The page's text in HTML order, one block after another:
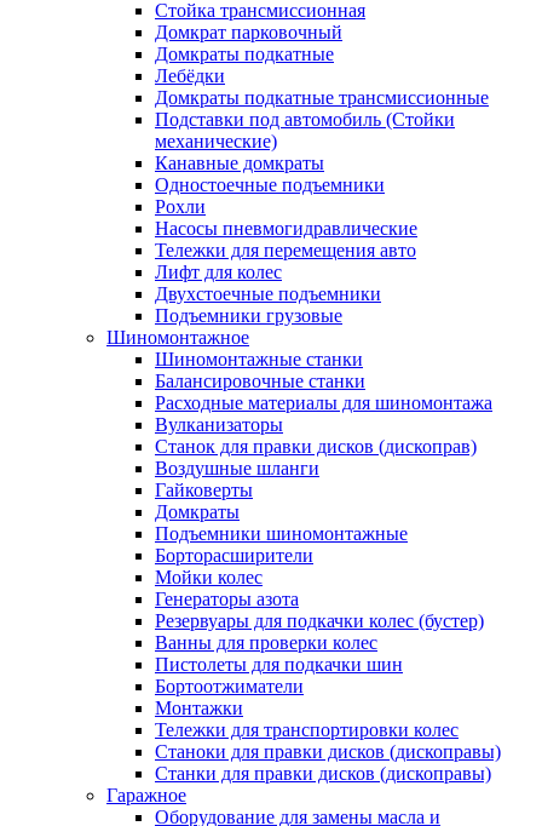
Стойка трансмиссионная
Домкрат парковочный
Домкраты подкатные
Лебёдки
Домкраты подкатные трансмиссионные
Подставки под автомобиль (Стойки
механические)
Канавные домкраты
Одностоечные подъемники
Рохли
Насосы пневмогидравлические
Тележки для перемещения авто
Лифт для колес
Двухстоечные подъемники
Подъемники грузовые
Шиномонтажное
Шиномонтажные станки
Балансировочные станки
Расходные материалы для шиномонтажа
Вулканизаторы
Станок для правки дисков (дископрав)
Воздушные шланги
Гайковерты
Домкраты
Подъемники шиномонтажные
Борторасширители
Мойки колес
Генераторы азота
Резервуары для подкачки колес (бустер)
Ванны для проверки колес
Пистолеты для подкачки шин
Бортоотжиматели
Монтажки
Тележки для транспортировки колес
Станоки для правки дисков (дископравы)
Станки для правки дисков (дископравы)
Гаражное
Оборудование для замены масла и